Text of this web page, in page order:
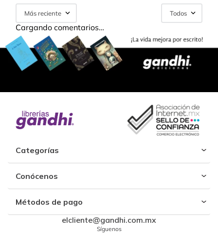
Más reciente Todos
Cargando comentarios…
Categorías
Conócenos
Métodos de pago
elcliente@gandhi.com.mx
Síguenos